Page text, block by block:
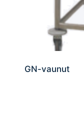
GN-vaunut